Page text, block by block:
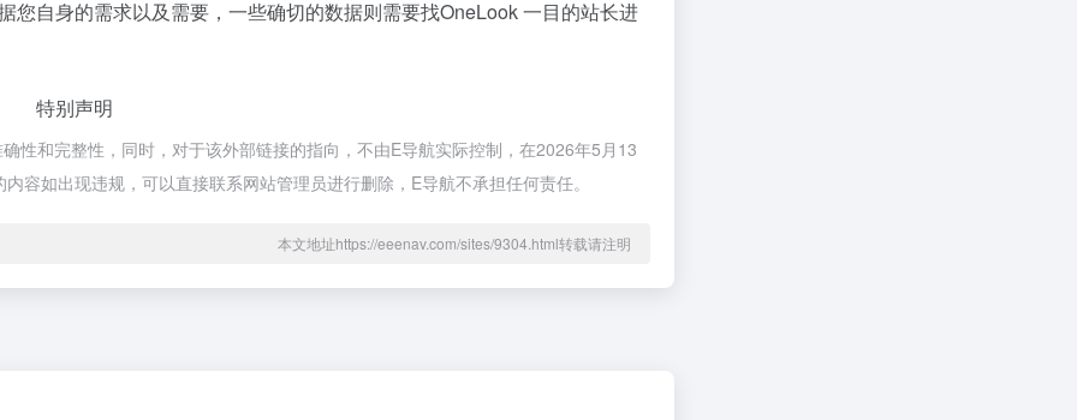
自身的需求以及需要，一些确切的数据则需要找OneLook 一目的站长进
特别声明
性和完整性，同时，对于该外部链接的指向，不由E导航实际控制，在2026年5月13
容如出现违规，可以直接联系网站管理员进行删除，E导航不承担任何责任。
本文地址https://eeenav.com/sites/9304.html转载请注明